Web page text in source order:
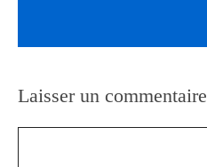
Laisser un commentaire